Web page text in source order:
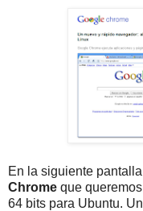
En la siguiente
Chrome que
64 bits para Ubuntu.